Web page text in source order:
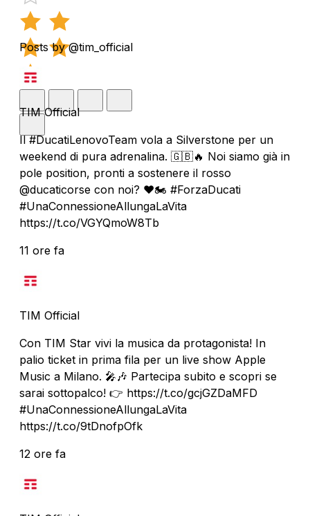
Posts by @tim_official
TIM Official
Il #DucatiLenovoTeam vola a Silverstone per un
weekend di pura adrenalina. 🇬🇧🔥 Noi siamo già in
pole position, pronti a sostenere il rosso
@ducaticorse con noi? ❤️🏍️ #ForzaDucati
#UnaConnessioneAllungaLaVita
https://t.co/VGYQmoW8Tb
11 ore fa
TIM Official
Con TIM Star vivi la musica da protagonista! In
palio ticket in prima fila per un live show Apple
Music a Milano. 🎤🎶 Partecipa subito e scopri se
sarai sottopalco! 👉 https://t.co/gcjGZDaMFD
#UnaConnessioneAllungaLaVita
https://t.co/9tDnofpOfk
12 ore fa